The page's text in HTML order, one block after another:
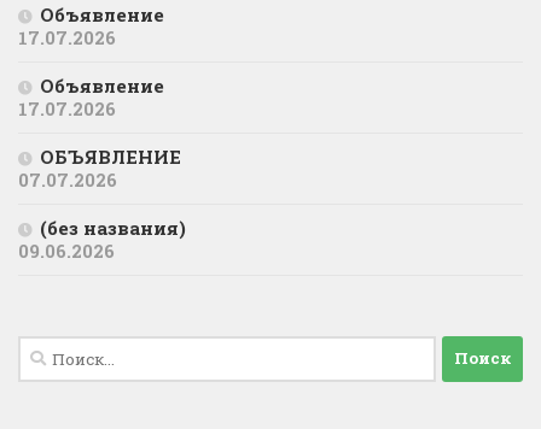
Объявление
17.07.2026
Объявление
17.07.2026
ОБЪЯВЛЕНИЕ
07.07.2026
(без названия)
09.06.2026
Найти: